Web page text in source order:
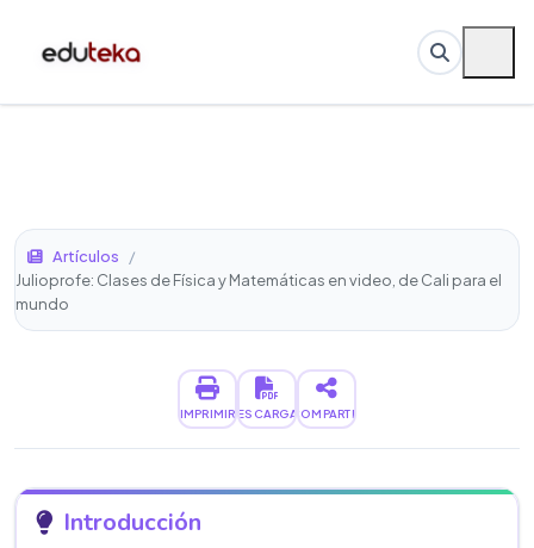
Artículos
/
Julioprofe: Clases de Física y Matemáticas en video, de Cali para el
mundo
IMPRIMIRDESCARGARCOMPARTIR
Introducción